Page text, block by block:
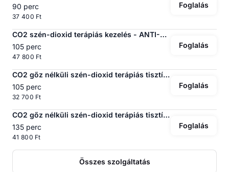
90 perc
37 400 Ft
Foglalás
CO2 szén-dioxid terápiás kezelés - ANTI-AGEING
105 perc
47 800 Ft
Foglalás
CO2 gőz nélküli szén-dioxid terápiás tisztító kezelés - TINI / ALAP
105 perc
32 700 Ft
Foglalás
CO2 gőz nélküli szén-dioxid terápiás tisztító kezelés - UH+MASSZÁZS
135 perc
41 800 Ft
Foglalás
Összes szolgáltatás